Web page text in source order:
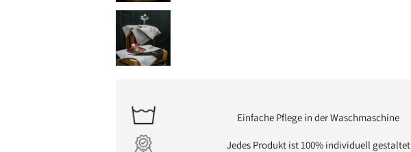
Einfache Pflege in der Waschmaschine
Jedes Produkt ist 100% individuell gestaltet